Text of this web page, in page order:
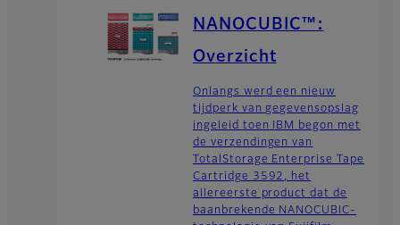
NANOCUBIC™:
Overzicht
Onlangs werd een nieuw
tijdperk van gegevensopslag
ingeleid toen IBM begon met
de verzendingen van
TotalStorage Enterprise Tape
Cartridge 3592, het
allereerste product dat de
baanbrekende NANOCUBIC-